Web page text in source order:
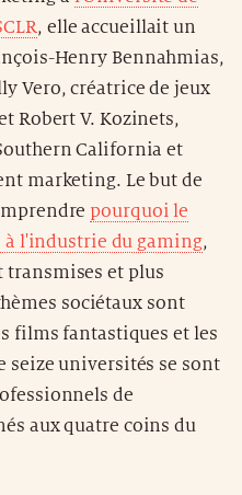
, elle accueillait un
Henry Bennahmias,
Vero, créatrice de jeux
Robert V. Kozinets,
California et
marketing. Le but de
pourquoi le
à l'industrie du gaming,
transmises et plus
sociétaux sont
films fantastiques et les
seize universités se sont
de
aux quatre coins du